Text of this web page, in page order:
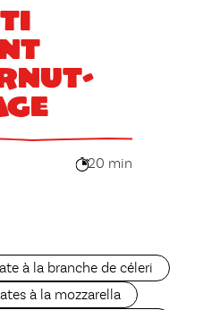
20 min
à la branche de céleri
à la mozzarella